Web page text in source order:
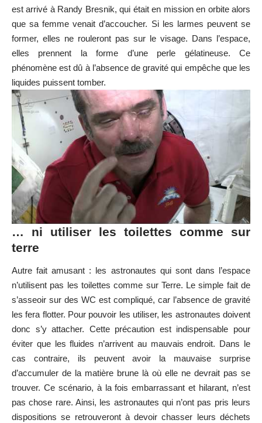
est arrivé à Randy Bresnik, qui était en mission en orbite alors
que sa femme venait d’accoucher. Si les larmes peuvent se
former, elles ne rouleront pas sur le visage. Dans l’espace,
elles prennent la forme d’une perle gélatineuse. Ce
phénomène est dû à l’absence de gravité qui empêche que les
liquides puissent tomber.
… ni utiliser les toilettes comme sur
terre
Autre fait amusant : les astronautes qui sont dans l’espace
n’utilisent pas les toilettes comme sur Terre. Le simple fait de
s’asseoir sur des WC est compliqué, car l’absence de gravité
les fera flotter. Pour pouvoir les utiliser, les astronautes doivent
donc s’y attacher. Cette précaution est indispensable pour
éviter que les fluides n’arrivent au mauvais endroit. Dans le
cas contraire, ils peuvent avoir la mauvaise surprise
d’accumuler de la matière brune là où elle ne devrait pas se
trouver. Ce scénario, à la fois embarrassant et hilarant, n’est
pas chose rare. Ainsi, les astronautes qui n’ont pas pris leurs
dispositions se retrouveront à devoir chasser leurs déchets